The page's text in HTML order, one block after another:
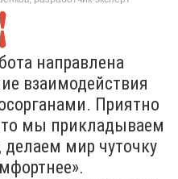
направлена
взаимодействия
Приятно
мы прикладываем
делаем мир чуточку